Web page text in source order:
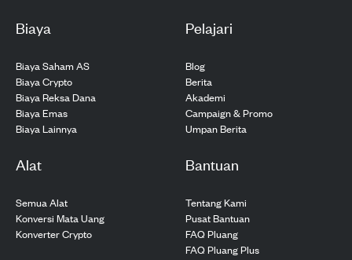
Biaya
Biaya Saham AS
Biaya Crypto
Biaya Reksa Dana
Biaya Emas
Biaya Lainnya
Pelajari
Blog
Berita
Akademi
Campaign & Promo
Umpan Berita
Alat
Semua Alat
Konversi Mata Uang
Konverter Crypto
Bantuan
Tentang Kami
Pusat Bantuan
FAQ Pluang
FAQ Pluang Plus